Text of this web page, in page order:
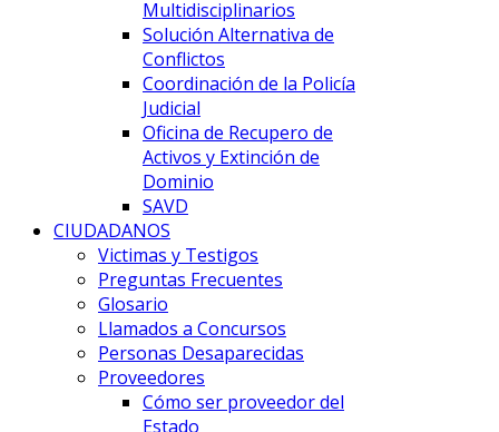
Multidisciplinarios
Solución Alternativa de
Conflictos
Coordinación de la Policía
Judicial
Oficina de Recupero de
Activos y Extinción de
Dominio
SAVD
CIUDADANOS
Victimas y Testigos
Preguntas Frecuentes
Glosario
Llamados a Concursos
Personas Desaparecidas
Proveedores
Cómo ser proveedor del
Estado